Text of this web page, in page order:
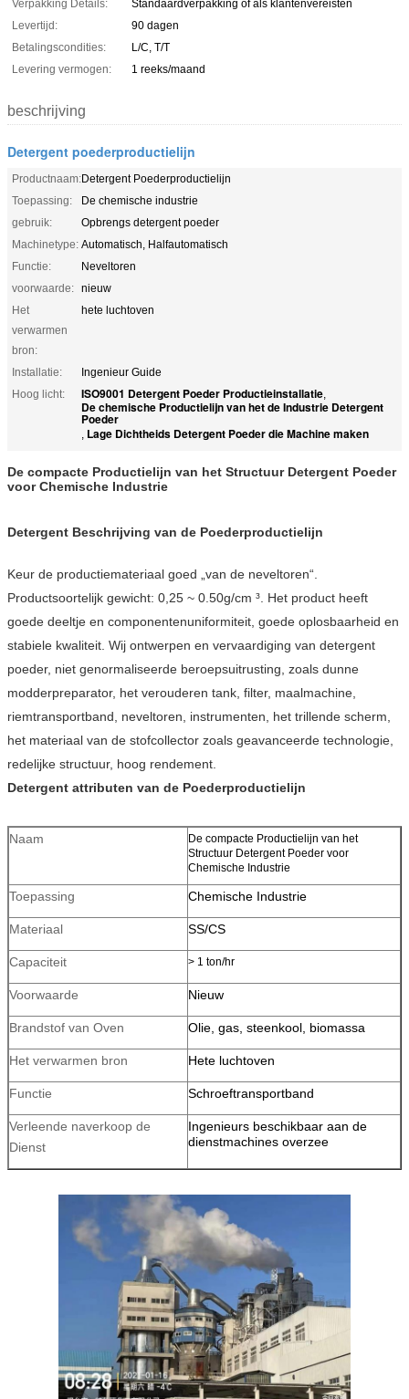
Verpakking Details:
Standaardverpakking of als klantenvereisten
Levertijd:
90 dagen
Betalingscondities:
L/C, T/T
Levering vermogen:
1 reeks/maand
beschrijving
Detergent poederproductielijn
Productnaam:Detergent Poederproductielijn
Toepassing:
De chemische industrie
gebruik:
Opbrengs detergent poeder
Machinetype: Automatisch, Halfautomatisch
Functie:
Neveltoren
voorwaarde: nieuw
Het
verwarmen
bron:
hete luchtoven
Installatie:
Ingenieur Guide
Hoog licht:
ISO9001 Detergent Poeder Productieinstallatie,
De chemische Productielijn van het de Industrie Detergent
Poeder
, Lage Dichtheids Detergent Poeder die Machine maken
De compacte Productielijn van het Structuur Detergent Poeder
voor Chemische Industrie
Detergent Beschrijving van de Poederproductielijn
Keur de productiemateriaal goed „van de neveltoren“.
Productsoortelijk gewicht: 0,25 ~ 0.50g/cm ³. Het product heeft
goede deeltje en componentenuniformiteit, goede oplosbaarheid en
stabiele kwaliteit. Wij ontwerpen en vervaardiging van detergent
poeder, niet genormaliseerde beroepsuitrusting, zoals dunne
modderpreparator, het verouderen tank, filter, maalmachine,
riemtransportband, neveltoren, instrumenten, het trillende scherm,
het materiaal van de stofcollector zoals geavanceerde technologie,
redelijke structuur, hoog rendement.
Detergent attributen van de Poederproductielijn
Naam
De compacte Productielijn van het
Structuur Detergent Poeder voor
Chemische Industrie
Toepassing Chemische Industrie
Materiaal SS/CS
Capaciteit > 1 ton/hr
Voorwaarde Nieuw
Brandstof van Oven Olie, gas, steenkool, biomassa
Het verwarmen bron Hete luchtoven
Functie Schroeftransportband
Verleende naverkoop de
Dienst
Ingenieurs beschikbaar aan de
dienstmachines overzee